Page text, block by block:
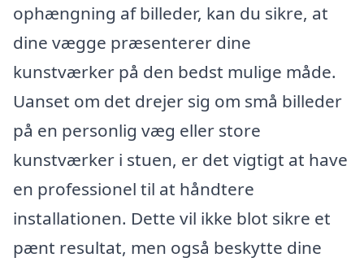
ophængning af billeder, kan du sikre, at
dine vægge præsenterer dine
kunstværker på den bedst mulige måde.
Uanset om det drejer sig om små billeder
på en personlig væg eller store
kunstværker i stuen, er det vigtigt at have
en professionel til at håndtere
installationen. Dette vil ikke blot sikre et
pænt resultat, men også beskytte dine